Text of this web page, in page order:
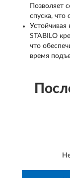
Позволяет
спуска, что
Устойчивая
STABILO
что
время